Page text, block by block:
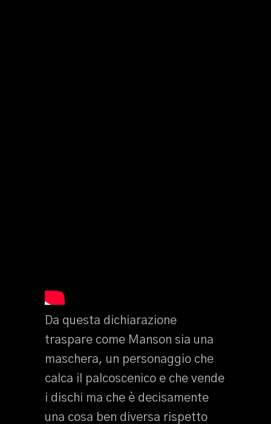
Da questa dichiarazione
traspare come Manson sia una
maschera, un personaggio che
calca il palcoscenico e che vende
i dischi ma che è decisamente
una cosa ben diversa rispetto